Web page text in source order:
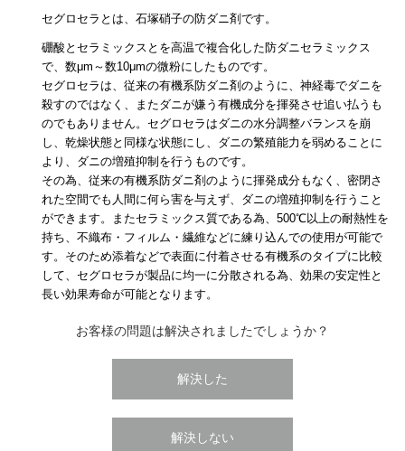
セグロセラとは、石塚硝子の防ダニ剤です。
硼酸とセラミックスとを高温で複合化した防ダニセラミックス
で、数μm～数10μmの微粉にしたものです。
セグロセラは、従来の有機系防ダニ剤のように、神経毒でダニを
殺すのではなく、またダニが嫌う有機成分を揮発させ追い払うも
のでもありません。セグロセラはダニの水分調整バランスを崩
し、乾燥状態と同様な状態にし、ダニの繁殖能力を弱めることに
より、ダニの増殖抑制を行うものです。
その為、従来の有機系防ダニ剤のように揮発成分もなく、密閉さ
れた空間でも人間に何ら害を与えず、ダニの増殖抑制を行うこと
ができます。またセラミックス質である為、500℃以上の耐熱性を
持ち、不織布・フィルム・繊維などに練り込んでの使用が可能で
す。そのため添着などで表面に付着させる有機系のタイプに比較
して、セグロセラが製品に均一に分散される為、効果の安定性と
長い効果寿命が可能となります。
お客様の問題は解決されましたでしょうか？
解決した
解決しない